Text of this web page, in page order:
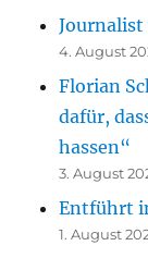
4. August
Florian
dafür,
hassen“
3. August
Entführt
1. August